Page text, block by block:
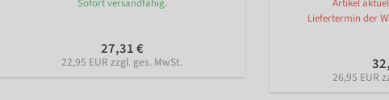
Sofort versandfähig.
27,31 €
22,95 EUR zzgl. ges. MwSt.
Artikel
Liefertermin der
26,95 EUR